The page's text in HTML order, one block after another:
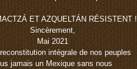
ET AZQUELTÁN RÉSISTENT !
Sincèrement,
Mai 2021
intégrale de nos peuples
jamais un Mexique sans nous